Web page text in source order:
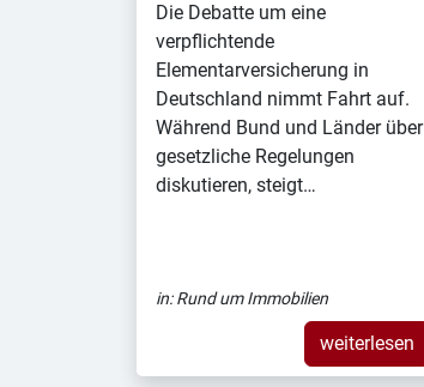
Die Debatte um eine
verpflichtende
Elementarversicherung in
Deutschland nimmt Fahrt auf.
Während Bund und Länder über
gesetzliche Regelungen
diskutieren, steigt…
in:Rund um Immobilien
weiterlesen